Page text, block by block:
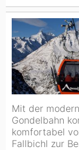
Mit der
Gondelbahn
komfortabel
Fallbichl zur